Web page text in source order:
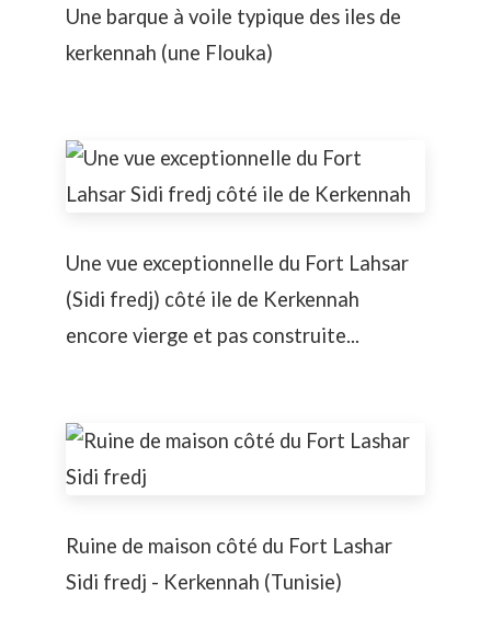
Une barque à voile typique des iles de
kerkennah (une Flouka)
Une vue exceptionnelle du Fort Lahsar
(Sidi fredj) côté ile de Kerkennah
encore vierge et pas construite...
Ruine de maison côté du Fort Lashar
Sidi fredj - Kerkennah (Tunisie)